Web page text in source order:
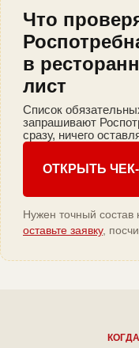
Что
в
лист
Список
запрашивают
сразу, ничего
ОТКРЫТЬ
Нужен точный состав
оставьте заявку,